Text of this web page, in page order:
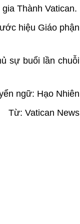
Thành Vatican.
hiệu Giáo phận
sự buổi lần chuỗi
ngữ: Hạo Nhiên
Từ: Vatican News